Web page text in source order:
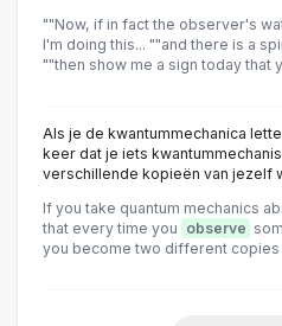
""Now, if in fact the observer's
I'm doing this... ""and there is a
""then show me a sign today that
Als je de kwantummechanica
keer dat je iets
verschillende kopieën van jezelf
If you take quantum mechanics
that every time you observe
you become two different copies